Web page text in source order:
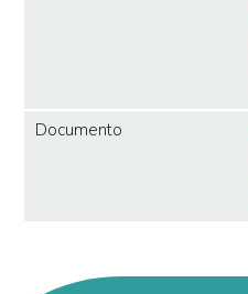
Documento